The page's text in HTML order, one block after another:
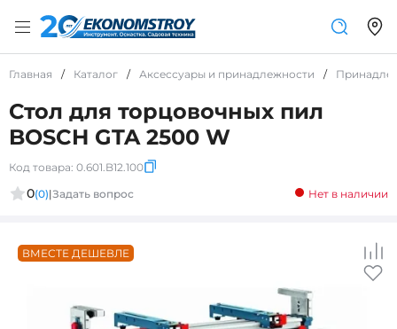
Главная / Каталог / Аксессуары и принадлежности /
Стол для торцовочных пил
BOSCH GTA 2500 W
Код товара: 0.601.B12.100
0(0)|Задать вопрос Нет в наличии
ВМЕСТЕ ДЕШЕВЛЕ